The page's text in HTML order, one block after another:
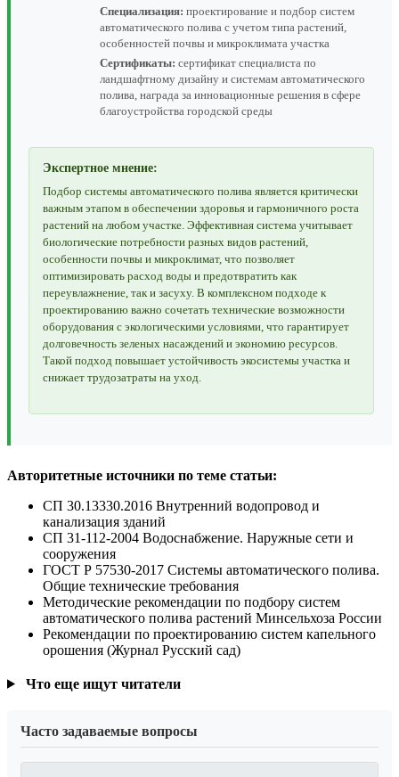
Специализация: проектирование и подбор систем
автоматического полива с учетом типа растений,
особенностей почвы и микроклимата участка
Сертификаты: сертификат специалиста по
ландшафтному дизайну и системам автоматического
полива, награда за инновационные решения в сфере
благоустройства городской среды
Экспертное мнение:
Подбор системы автоматического полива является критически
важным этапом в обеспечении здоровья и гармоничного роста
растений на любом участке. Эффективная система учитывает
биологические потребности разных видов растений,
особенности почвы и микроклимат, что позволяет
оптимизировать расход воды и предотвратить как
переувлажнение, так и засуху. В комплексном подходе к
проектированию важно сочетать технические возможности
оборудования с экологическими условиями, что гарантирует
долговечность зеленых насаждений и экономию ресурсов.
Такой подход повышает устойчивость экосистемы участка и
снижает трудозатраты на уход.
Авторитетные источники по теме статьи:
СП 30.13330.2016 Внутренний водопровод и
канализация зданий
СП 31-112-2004 Водоснабжение. Наружные сети и
сооружения
ГОСТ Р 57530-2017 Системы автоматического полива.
Общие технические требования
Методические рекомендации по подбору систем
автоматического полива растений Минсельхоза России
Рекомендации по проектированию систем капельного
орошения (Журнал Русский сад)
Что еще ищут читатели
Часто задаваемые вопросы